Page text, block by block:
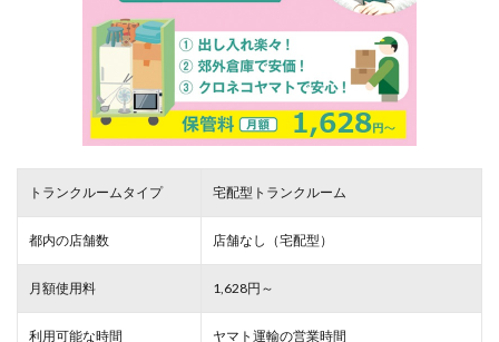
トランクルームタイプ 宅配型トランクルーム
都内の店舗数 店舗なし（宅配型）
月額使用料 1,628円～
利用可能な時間 ヤマト運輸の営業時間